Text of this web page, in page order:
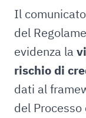
Il
del
evidenza la
rischio di
dati al
del